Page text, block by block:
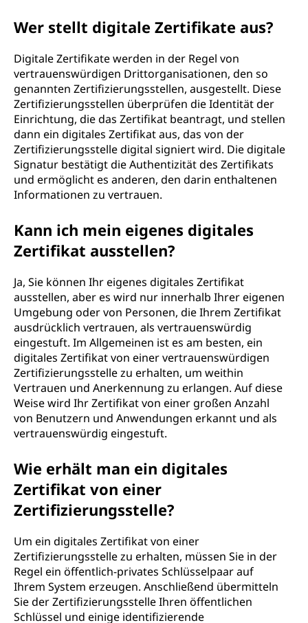
Wer stellt digitale Zertifikate aus?
Digitale Zertifikate werden in der Regel von
vertrauenswürdigen Drittorganisationen, den so
genannten Zertifizierungsstellen, ausgestellt. Diese
Zertifizierungsstellen überprüfen die Identität der
Einrichtung, die das Zertifikat beantragt, und stellen
dann ein digitales Zertifikat aus, das von der
Zertifizierungsstelle digital signiert wird. Die digitale
Signatur bestätigt die Authentizität des Zertifikats
und ermöglicht es anderen, den darin enthaltenen
Informationen zu vertrauen.
Kann ich mein eigenes digitales
Zertifikat ausstellen?
Ja, Sie können Ihr eigenes digitales Zertifikat
ausstellen, aber es wird nur innerhalb Ihrer eigenen
Umgebung oder von Personen, die Ihrem Zertifikat
ausdrücklich vertrauen, als vertrauenswürdig
eingestuft. Im Allgemeinen ist es am besten, ein
digitales Zertifikat von einer vertrauenswürdigen
Zertifizierungsstelle zu erhalten, um weithin
Vertrauen und Anerkennung zu erlangen. Auf diese
Weise wird Ihr Zertifikat von einer großen Anzahl
von Benutzern und Anwendungen erkannt und als
vertrauenswürdig eingestuft.
Wie erhält man ein digitales
Zertifikat von einer
Zertifizierungsstelle?
Um ein digitales Zertifikat von einer
Zertifizierungsstelle zu erhalten, müssen Sie in der
Regel ein öffentlich-privates Schlüsselpaar auf
Ihrem System erzeugen. Anschließend übermitteln
Sie der Zertifizierungsstelle Ihren öffentlichen
Schlüssel und einige identifizierende